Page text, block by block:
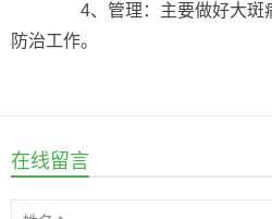
4、管理：主要做好大斑
防治工作。
在线留言